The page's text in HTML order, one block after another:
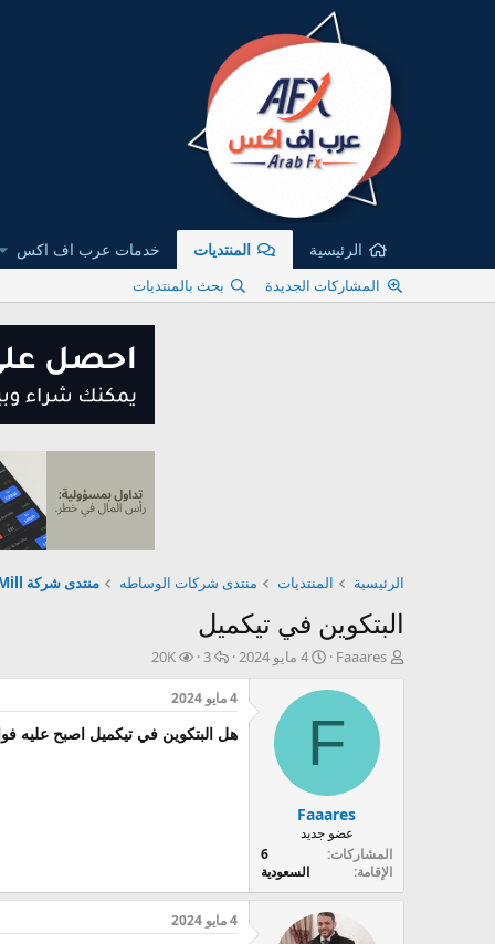
الرئيسية المنتديات خدمات عرب اف اكس
المشاركات الجديدة بحث بالمنتديات
الرئيسية المنتديات منتدى شركات الوساطه منتدى شركة TickMill
البتكوين في تيكميل
ب
ع
Faaares
ت
ر
ب
د
ء
4 مايو 2024
ا
ل
ر
د
و
3
ا
ل
م
ش
ا
20K
F
Faaares
عضو جديد
المشاركات
6
الإقامة
السعودية
4 مايو 2024
هل البتكوين في تيكميل اصبح عليه
4 مايو 2024